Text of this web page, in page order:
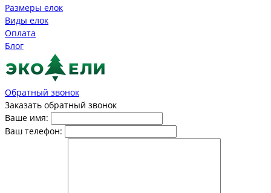
Размеры елок
Виды елок
Оплата
Блог
Обратный звонок
Заказать обратный звонок
Ваше имя:
Ваш телефон: